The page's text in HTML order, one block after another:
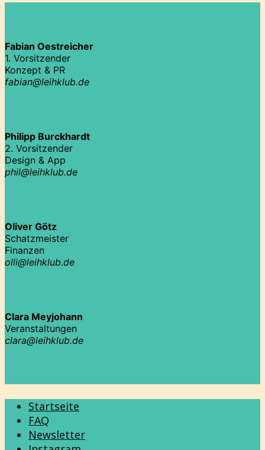
Fabian Oestreicher
1. Vorsitzender
Konzept & PR
fabian@leihklub.de
Philipp Burckhardt
2. Vorsitzender
Design & App
phil@leihklub.de
Oliver Götz
Schatzmeister
Finanzen
olli@leihklub.de
Clara Meyjohann
Veranstaltungen
clara@leihklub.de
Startseite
FAQ
Newsletter